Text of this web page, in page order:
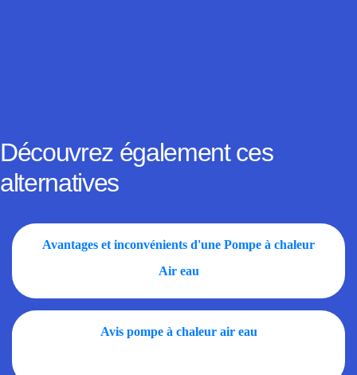
Découvrez également ces
alternatives
Avantages et inconvénients d'une Pompe à chaleur
Air eau
Avis pompe à chaleur air eau